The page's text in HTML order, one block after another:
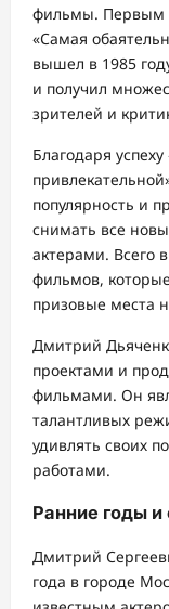
фильмы. Первым
«Самая
вышел в 1985
и получил
зрителей и
Благодаря
популярность и
снимать все
актерами. Всего
фильмов,
призовые места
Дмитрий
проектами и
фильмами. Он
талантливых
удивлять своих
работами.
Ранние годы и
Дмитрий
года в городе